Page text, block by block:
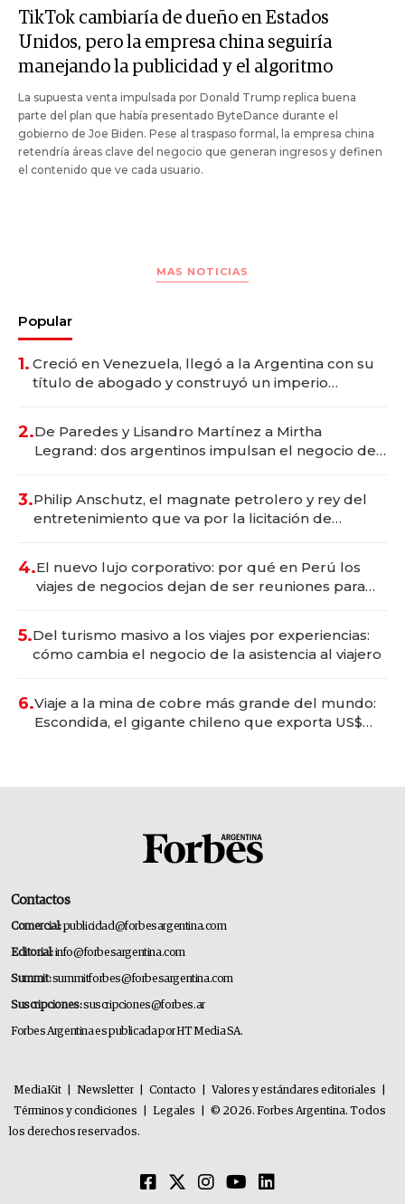
TikTok cambiaría de dueño en Estados
Unidos, pero la empresa china seguiría
manejando la publicidad y el algoritmo
La supuesta venta impulsada por Donald Trump replica buena
parte del plan que había presentado ByteDance durante el
gobierno de Joe Biden. Pese al traspaso formal, la empresa china
retendría áreas clave del negocio que generan ingresos y definen
el contenido que ve cada usuario.
MAS NOTICIAS
Popular
1. Creció en Venezuela, llegó a la Argentina con su
título de abogado y construyó un imperio
2.De Paredes y Lisandro Martínez a Mirtha
Legrand: dos argentinos impulsan el negocio del
3.Philip Anschutz, el magnate petrolero y rey del
entretenimiento que va por la licitación de
4.El nuevo lujo corporativo: por qué en Perú los
viajes de negocios dejan de ser reuniones para
5.Del turismo masivo a los viajes por experiencias:
cómo cambia el negocio de la asistencia al viajero
6.Viaje a la mina de cobre más grande del mundo:
Escondida, el gigante chileno que exporta US$
Contactos
Comercial:publicidad@forbesargentina.com
Editorial:info@forbesargentina.com
Summit:summitforbes@forbesargentina.com
Suscripciones:suscripciones@forbes.ar
Forbes Argentina es publicada por HT Media SA.
MediaKit Newsletter Contacto Valores y estándares editoriales
Términos y condiciones
Legales
© 2026. Forbes Argentina. Todos
los derechos reservados.